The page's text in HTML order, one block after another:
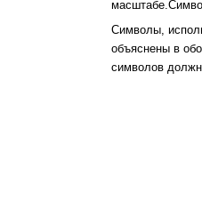
Символы,
объяснены в
символов